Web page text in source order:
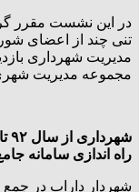
در این نشست مقرر
تنی چند از اعضای
مدیریت شهرداری
مجموعه مدیریت
راه اندازی سامانه